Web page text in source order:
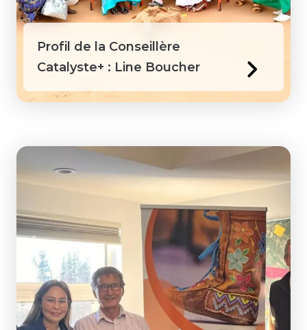
Profil de la Conseillère
Catalyste+ : Line Boucher